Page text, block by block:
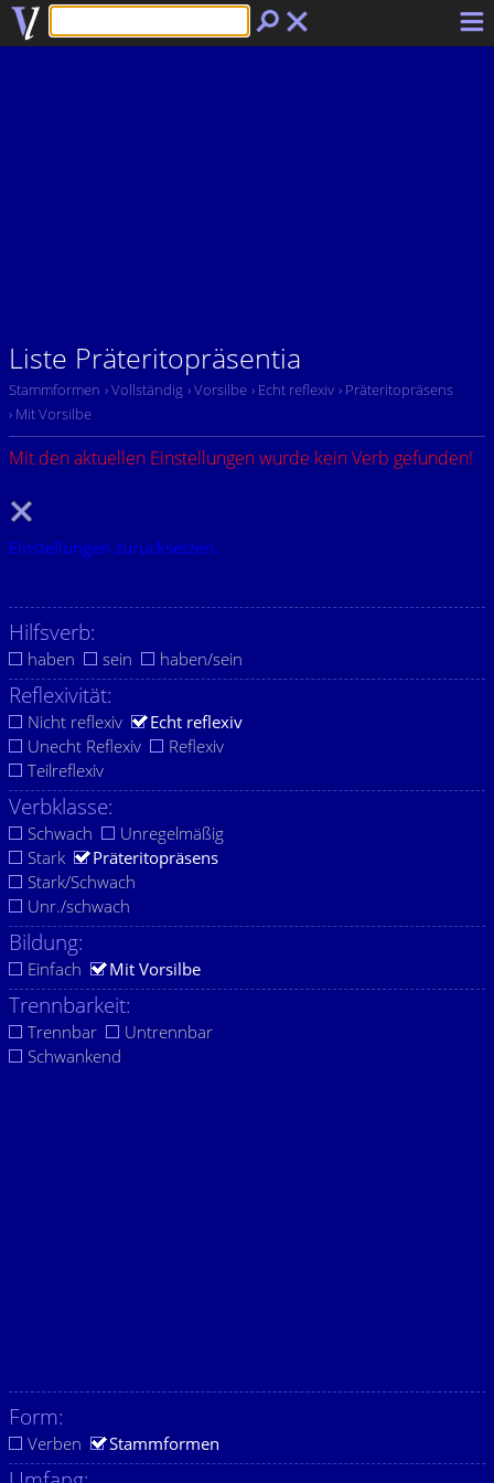
Liste Präteritopräsentia
Stammformen › Vollständig › Vorsilbe › Echt reflexiv › Präteritopräsens
› Mit Vorsilbe
Mit den aktuellen Einstellungen wurde kein Verb gefunden!
Einstellungen zurücksetzen.
Hilfsverb:
haben sein haben/sein
Reflexivität:
Nicht reflexiv
Echt reflexiv
Unecht Reflexiv
Reflexiv
Teilreflexiv
Verbklasse:
Schwach
Unregelmäßig
Stark
Präteritopräsens
Stark/Schwach
Unr./schwach
Bildung:
Einfach Mit Vorsilbe
Trennbarkeit:
Trennbar
Untrennbar
Schwankend
Form:
Verben Stammformen